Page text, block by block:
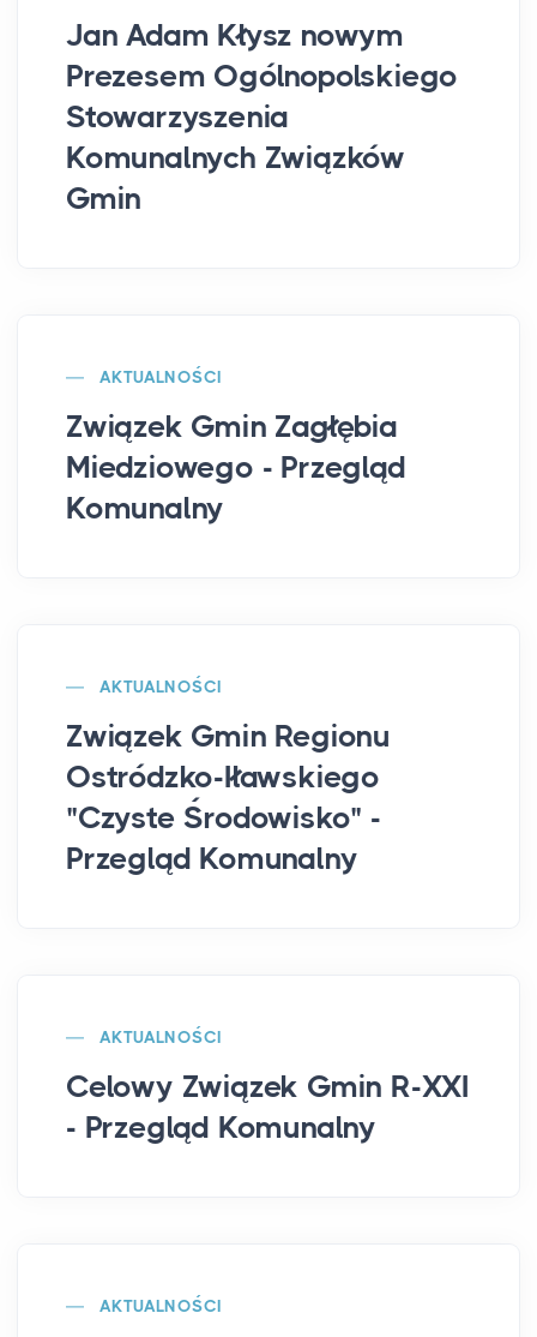
Jan Adam Kłysz nowym
Prezesem Ogólnopolskiego
Stowarzyszenia
Komunalnych Związków
Gmin
AKTUALNOŚCI
Związek Gmin Zagłębia
Miedziowego - Przegląd
Komunalny
AKTUALNOŚCI
Związek Gmin Regionu
Ostródzko-Iławskiego
"Czyste Środowisko" -
Przegląd Komunalny
AKTUALNOŚCI
Celowy Związek Gmin R-XXI
- Przegląd Komunalny
AKTUALNOŚCI